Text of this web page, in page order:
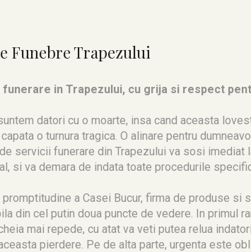
Funebre Trapezului
in Trapezului, cu grija si respect
datori cu o moarte, insa cand aceasta
o turnura tragica. O alinare pentru
servicii funerare din Trapezului va sosi
si va demara de indata toate procedurile
a Casei Bucur, firma de produse si
din cel putin doua puncte de vedere. In primul
mai repede, cu atat va veti putea relua
pierdere. Pe de alta parte, urgenta este